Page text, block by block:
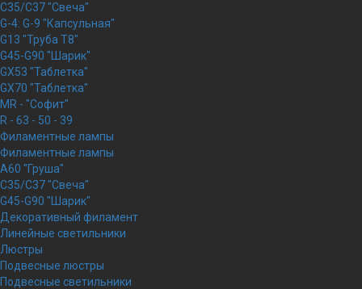
C35/C37 "Свеча"
G-4: G-9 "Капсульная"
G13 "Труба Т8"
G45-G90 "Шарик"
GX53 "Таблетка"
GX70 "Таблетка"
MR - "Софит"
R - 63 - 50 - 39
Филаментные лампы
Филаментные лампы
A60 "Груша"
C35/C37 "Свеча"
G45-G90 "Шарик"
Декоративный филамент
Линейные светильники
Люстры
Подвесные люстры
Подвесные светильники